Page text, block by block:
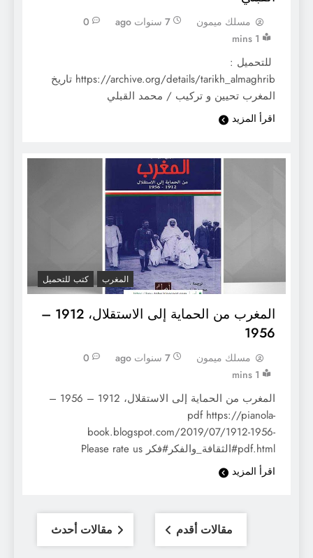
مسلك ميمون 7 سنوات ago
0
1 mins
للتحميل :
https://archive.org/details/tarikh_almaghrib تاريخ
المغرب تحيين و تركيب / محمد القبلي
اقرأ المزيد
المغرب كتب للتحميل
المغرب من الحماية إلى الاستقلال، 1912 –
1956
مسلك ميمون 7 سنوات ago
0
1 mins
المغرب من الحماية إلى الاستقلال، 1912 – 1956 –
pdf https://pianola-
book.blogspot.com/2019/07/1912-1956-
pdf.html#الثقافة_والفكر#فكر Please rate us
اقرأ المزيد
المقالات
مقالات أقدم مقالات أحدث